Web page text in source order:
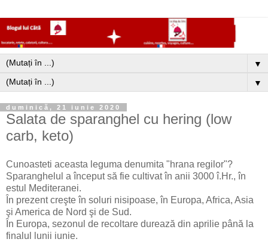
▼
▼
duminică, 21 iunie 2020
Salata de sparanghel cu hering (low
carb, keto)
Cunoasteti aceasta leguma denumita "hrana regilor"?
Sparanghelul a început să fie cultivat în anii 3000 î.Hr., în
estul Mediteranei.
În prezent creşte în soluri nisipoase, în Europa, Africa, Asia
şi America de Nord şi de Sud.
În Europa, sezonul de recoltare durează din aprilie până la
finalul lunii iunie.